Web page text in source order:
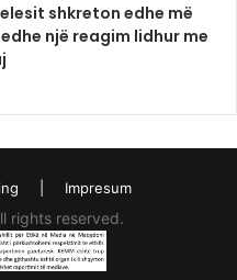
shkreton edhe më
një reagim lidhur me
Impresum
rights reserved.